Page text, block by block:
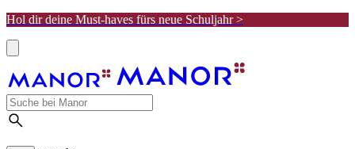
Hol dir deine Must-haves fürs neue Schuljahr >